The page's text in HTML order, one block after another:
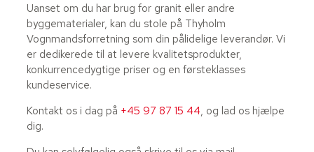
Uanset om du har brug for granit eller andre
byggematerialer, kan du stole på Thyholm
Vognmandsforretning som din pålidelige leverandør. Vi
er dedikerede til at levere kvalitetsprodukter,
konkurrencedygtige priser og en førsteklasses
kundeservice.
Kontakt os i dag på +45 97 87 15 44, og lad os hjælpe
dig.